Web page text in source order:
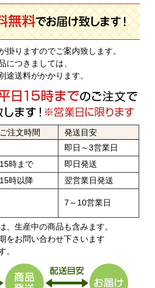
りますのでご案内致します。
つきましては、
途送料がかかります。
ご注文時間
発送目安
即日～3営業日
15時まで
即日発送
15時以降
翌営業日発送
7～10営業日
生産中の商品も含みます。
をお問い合わせ下さいます
。